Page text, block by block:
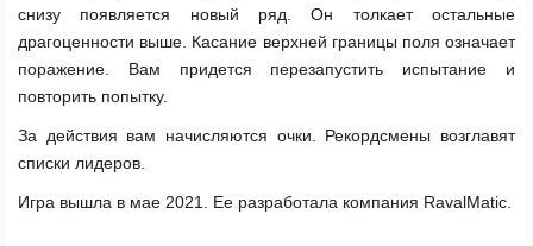
снизу появляется новый ряд. Он толкает остальные
драгоценности выше. Касание верхней границы поля означает
поражение. Вам придется перезапустить испытание и
повторить попытку.
За действия вам начисляются очки. Рекордсмены возглавят
списки лидеров.
Игра вышла в мае 2021. Ее разработала компания RavalMatic.